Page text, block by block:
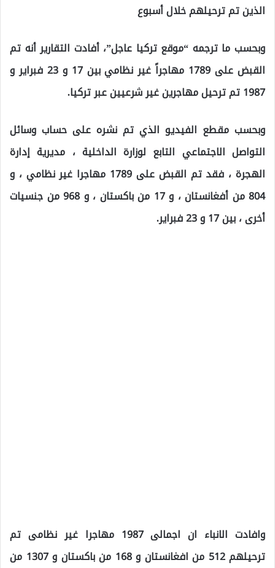
الذين تم ترحيلهم خلال أسبوع
وبحسب ما ترجمه “موقع تركيا عاجل”، أفادت التقارير أنه تم
القبض على 1789 مهاجراً غير نظامي بين 17 و 23 فبراير و
1987 تم ترحيل مهاجرين غير شرعيين عبر تركيا.
وبحسب مقطع الفيديو الذي تم نشره على حساب وسائل
التواصل الاجتماعي التابع لوزارة الداخلية ، مديرية إدارة
الهجرة ، فقد تم القبض على 1789 مهاجرا غير نظامي ، و
804 من أفغانستان ، و 17 من باكستان ، و 968 من جنسيات
أخرى ، بين 17 و 23 فبراير.
وافادت الانباء ان اجمالى 1987 مهاجرا غير نظامى تم
ترحيلهم 512 من افغانستان و 168 من باكستان و 1307 من